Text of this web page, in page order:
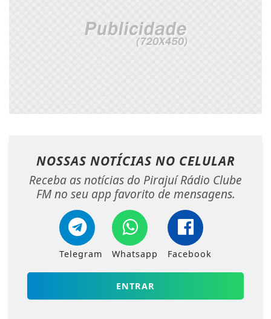
NOSSAS NOTÍCIAS NO CELULAR
Receba as notícias do Pirajuí Rádio Clube
FM no seu app favorito de mensagens.
Telegram Whatsapp Facebook
ENTRAR